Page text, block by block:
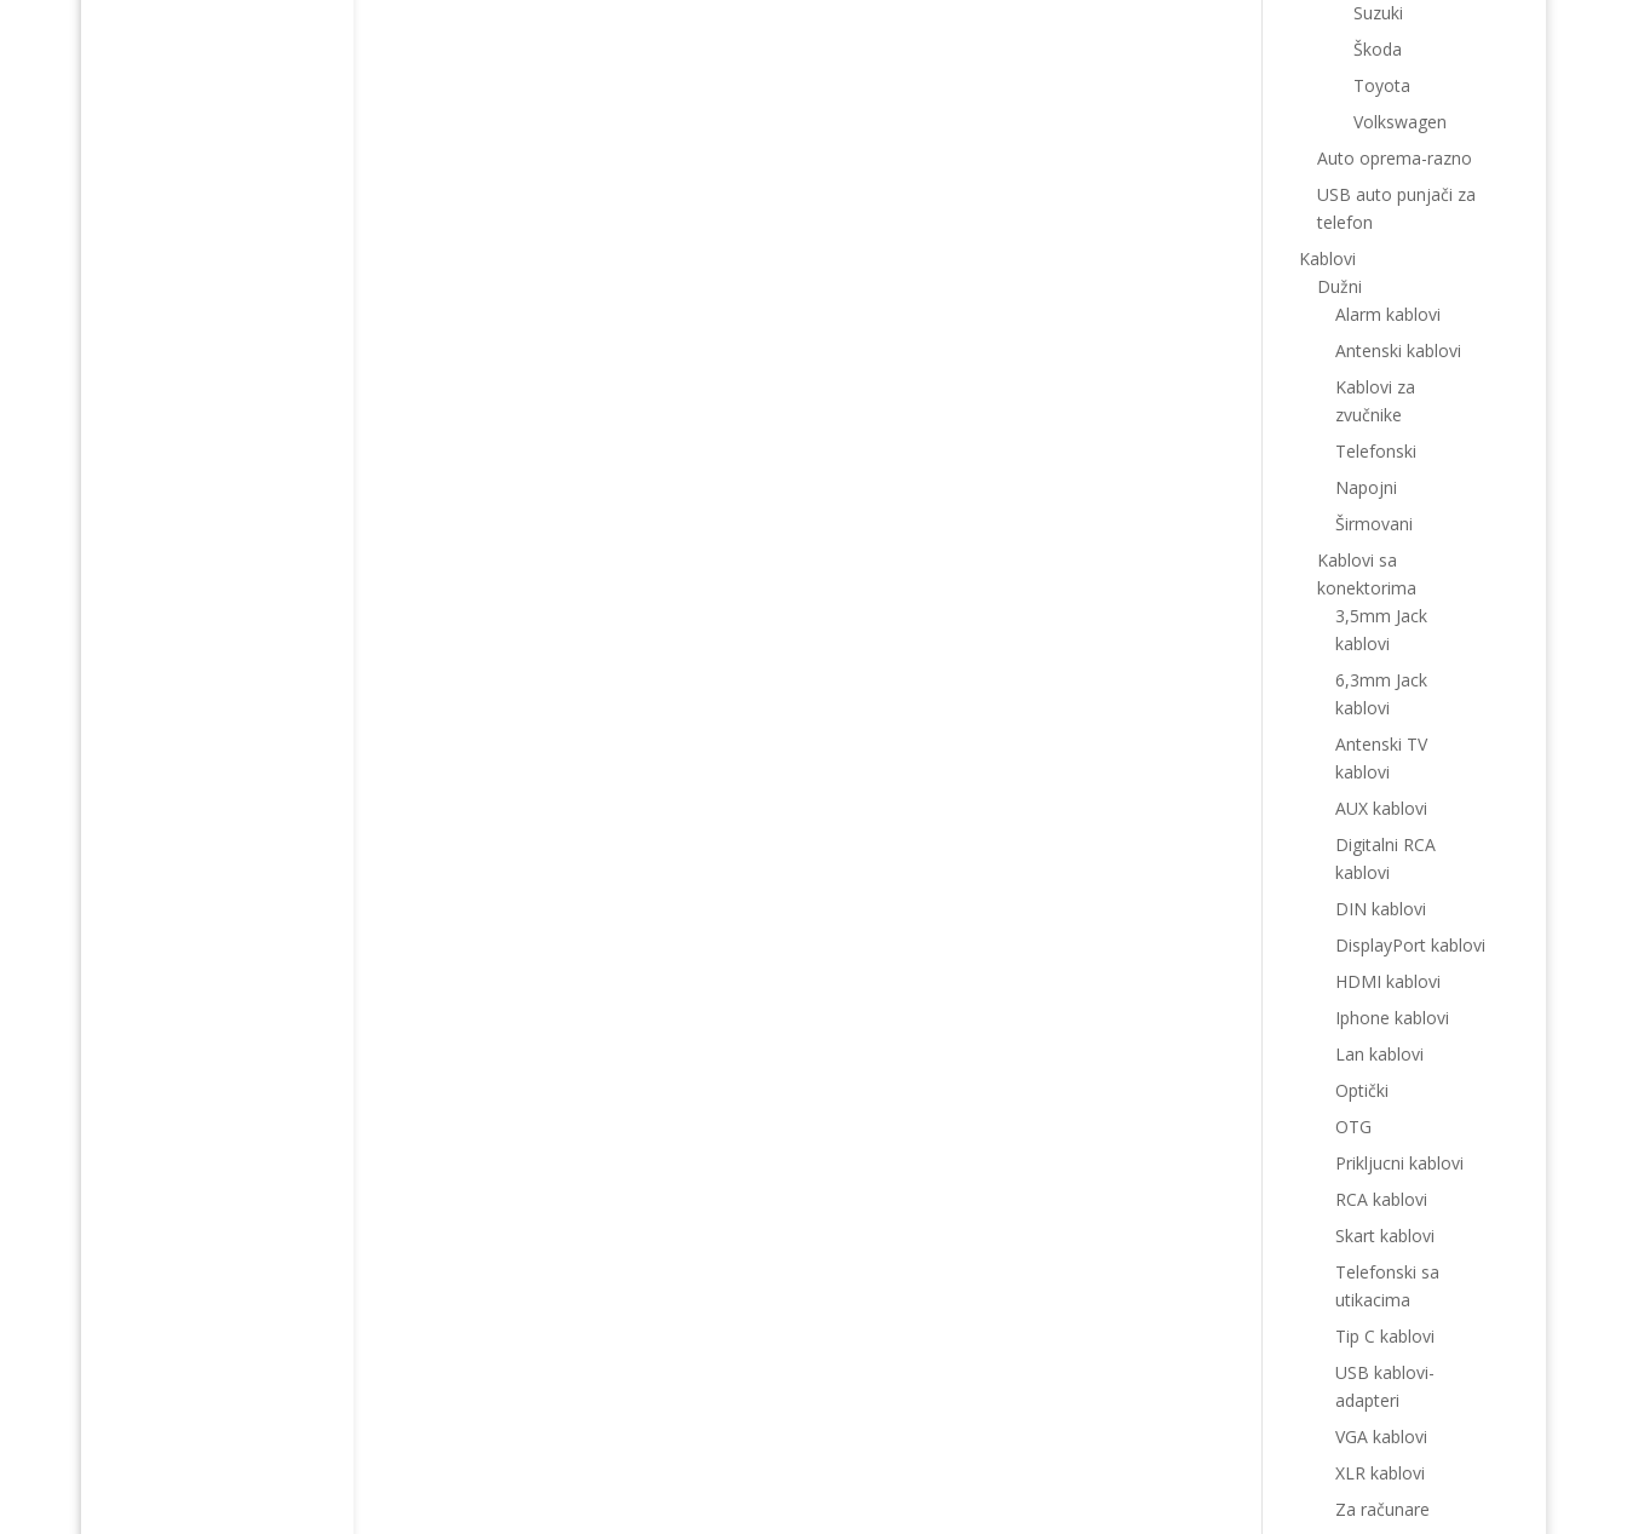
Suzuki
Škoda
Toyota
Volkswagen
Auto oprema-razno
USB auto punjači za
telefon
Kablovi
Dužni
Alarm kablovi
Antenski kablovi
Kablovi za
zvučnike
Telefonski
Napojni
Širmovani
Kablovi sa
konektorima
3,5mm Jack
kablovi
6,3mm Jack
kablovi
Antenski TV
kablovi
AUX kablovi
Digitalni RCA
kablovi
DIN kablovi
DisplayPort kablovi
HDMI kablovi
Iphone kablovi
Lan kablovi
Optički
OTG
Prikljucni kablovi
RCA kablovi
Skart kablovi
Telefonski sa
utikacima
Tip C kablovi
USB kablovi-
adapteri
VGA kablovi
XLR kablovi
Za računare